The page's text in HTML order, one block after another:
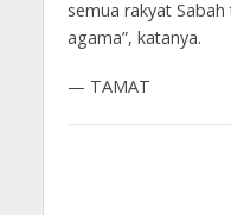
semua rakyat
agama”, katanya.
— TAMAT